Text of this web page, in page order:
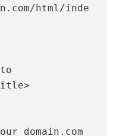
html/inde